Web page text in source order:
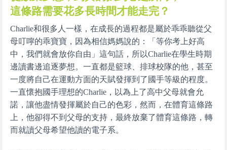
這條路需要花多長時間才能走完？
Charlie和很多人一樣，在成長的過程都是屬於乖乖聽從父
母叮嚀的乖寶寶，因為相信媽媽說的：「等你考上好高
中，我們就會放你自由」這句話，所以Charlie在學生時期
邊讀書邊追逐夢想。一直都是籃球、排球校隊的他，甚至
一度將自己在運動方面的天賦發揮到了國手等級的程度。
一直懷抱國手理想的Charlie，以為上了高中父母就會允
諾，讓他盡情發揮屬於自己的色彩，然而，在體育這條路
上，他卻得不到父母的支持，最終放棄了體育這條路，轉
而就讀父母希望他讀的電子系。